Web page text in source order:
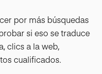
por más búsquedas
si eso se traduce
clics a la web,
cualificados.